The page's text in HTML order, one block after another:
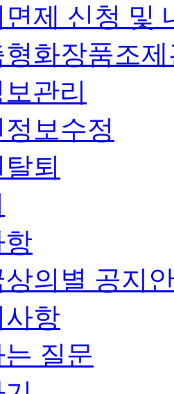
면제 신청 및
형화장품조
관리
보수정
퇴
상의별 공지
항
질문